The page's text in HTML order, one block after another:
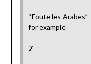
“Foute les Arabes”
for example
7